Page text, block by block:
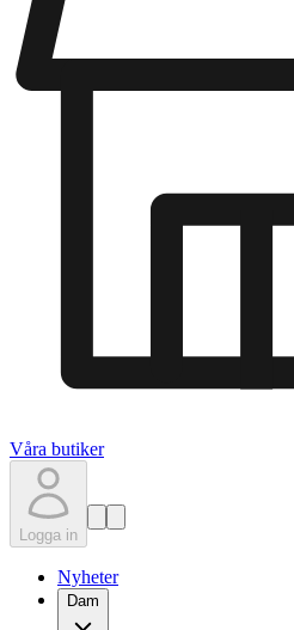
Våra butiker
Logga in
Nyheter
Dam